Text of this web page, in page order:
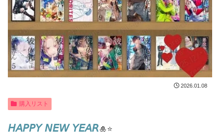
2026.01.08
購入リスト
𝘏𝘈𝘗𝘗𝘠 𝘕𝘌𝘞 𝘠𝘌𝘈𝘙🎍⭐️